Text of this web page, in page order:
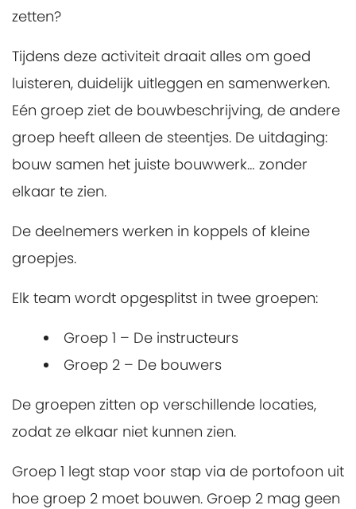
zetten?
Tijdens deze activiteit draait alles om goed
luisteren, duidelijk uitleggen en samenwerken.
Eén groep ziet de bouwbeschrijving, de andere
groep heeft alleen de steentjes. De uitdaging:
bouw samen het juiste bouwwerk… zonder
elkaar te zien.
De deelnemers werken in koppels of kleine
groepjes.
Elk team wordt opgesplitst in twee groepen:
Groep 1 – De instructeurs
Groep 2 – De bouwers
De groepen zitten op verschillende locaties,
zodat ze elkaar niet kunnen zien.
Groep 1 legt stap voor stap via de portofoon uit
hoe groep 2 moet bouwen. Groep 2 mag geen